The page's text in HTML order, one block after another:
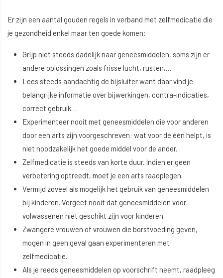
Er zijn een aantal gouden regels in verband met zelfmedicatie die
je gezondheid enkel maar ten goede komen:
Grijp niet steeds dadelijk naar geneesmiddelen, soms zijn er
andere oplossingen zoals frisse lucht, rusten,…
Lees steeds aandachtig de bijsluiter want daar vind je
belangrijke informatie over bijwerkingen, contra-indicaties,
correct gebruik…
Experimenteer nooit met geneesmiddelen die voor anderen
door een arts zijn voorgeschreven: wat voor de één helpt, is
niet noodzakelijk het goede middel voor de ander.
Zelfmedicatie is steeds van korte duur. Indien er geen
verbetering optreedt, moet je een arts raadplegen.
Vermijd zoveel als mogelijk het gebruik van geneesmiddelen
bij kinderen. Vergeet nooit dat geneesmiddelen voor
volwassenen niet geschikt zijn voor kinderen.
Zwangere vrouwen of vrouwen die borstvoeding geven,
mogen in geen geval gaan experimenteren met
zelfmedicatie.
Als je reeds geneesmiddelen op voorschrift neemt, raadpleeg